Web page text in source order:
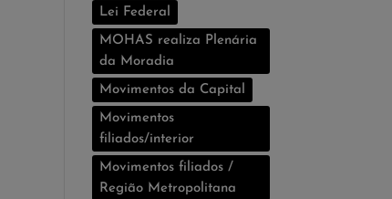
Lei Federal
MOHAS realiza Plenária
da Moradia
Movimentos da Capital
Movimentos
filiados/interior
Movimentos filiados /
Região Metropolitana